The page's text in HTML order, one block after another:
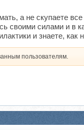
а не скупаете
своими силами и в
и знаете, как
пользователям.